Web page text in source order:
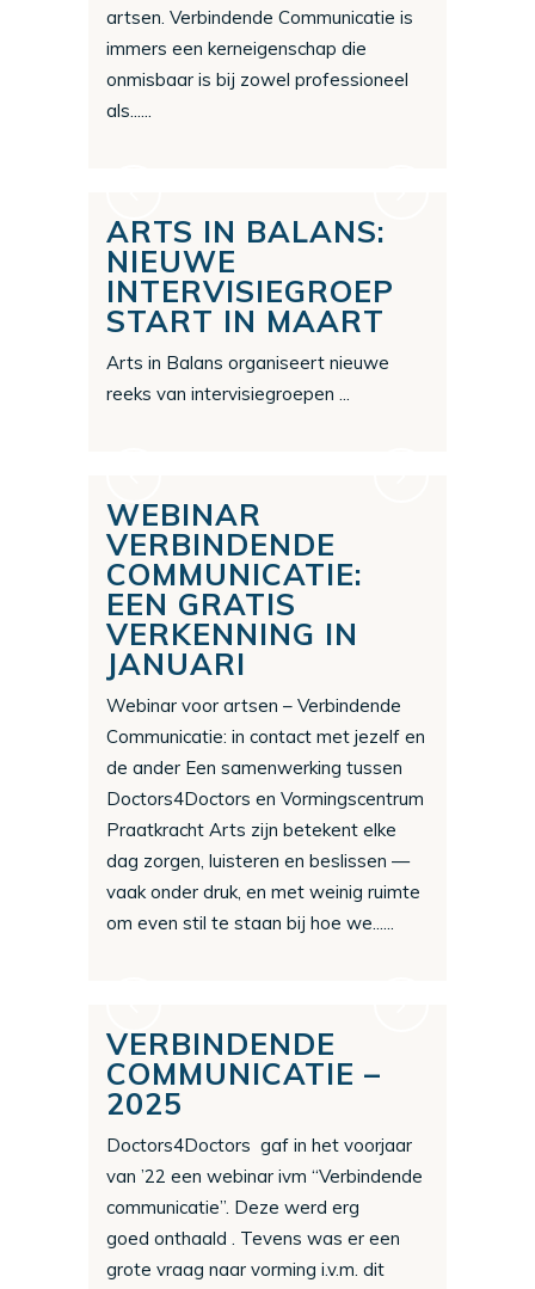
artsen. Verbindende Communicatie is
immers een kerneigenschap die
onmisbaar is bij zowel professioneel
als......
ARTS IN BALANS:
NIEUWE
INTERVISIEGROEP
START IN MAART
Arts in Balans organiseert nieuwe
reeks van intervisiegroepen ...
WEBINAR
VERBINDENDE
COMMUNICATIE:
EEN GRATIS
VERKENNING IN
JANUARI
Webinar voor artsen – Verbindende
Communicatie: in contact met jezelf en
de ander Een samenwerking tussen
Doctors4Doctors en Vormingscentrum
Praatkracht Arts zijn betekent elke
dag zorgen, luisteren en beslissen —
vaak onder druk, en met weinig ruimte
om even stil te staan bij hoe we......
VERBINDENDE
COMMUNICATIE –
2025
Doctors4Doctors gaf in het voorjaar
van ’22 een webinar ivm “Verbindende
communicatie”. Deze werd erg
goed onthaald . Tevens was er een
grote vraag naar vorming i.v.m. dit